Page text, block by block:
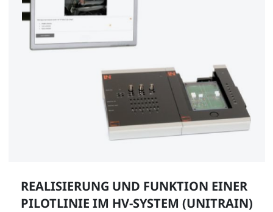
REALISIERUNG UND FUNKTION EINER
PILOTLINIE IM HV-SYSTEM (UNITRAIN)